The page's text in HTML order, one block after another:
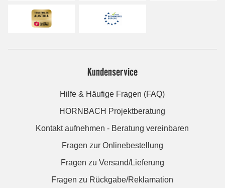
Kundenservice
Hilfe & Häufige Fragen (FAQ)
HORNBACH Projektberatung
Kontakt aufnehmen - Beratung vereinbaren
Fragen zur Onlinebestellung
Fragen zu Versand/Lieferung
Fragen zu Rückgabe/Reklamation